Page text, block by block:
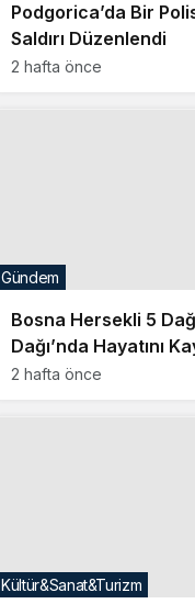
Podgorica’da Bir
Saldırı Düzenlendi
2 hafta önce
Bosna Hersekli 5
Dağı’nda Hayatını
2 hafta önce
Gündem
Kültür&Sanat&Turizm